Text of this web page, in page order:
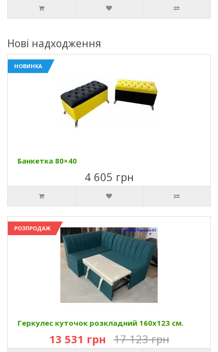
Нові надходження
НОВИНКА
Банкетка 80×40
4 605 грн
РОЗПРОДАЖ
Геркулес куточок розкладний 160х123 см.
13 531 грн 17 123 грн